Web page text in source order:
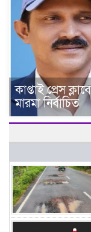
কাপ্তাই প্রেস
মারমা নির্বাচিত